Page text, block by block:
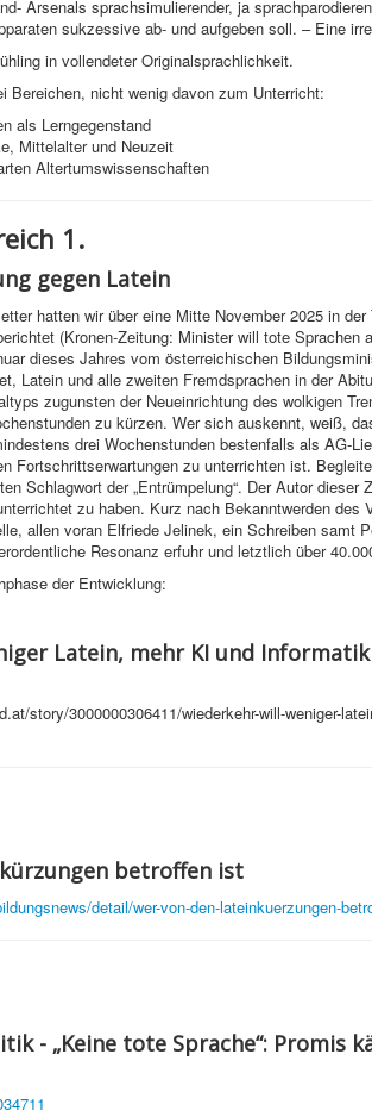
Arsenals sprachsimulierender, ja
sukzessive ab- und aufgeben soll. – Eine
in vollendeter Originalsprachlichkeit.
Bereichen, nicht wenig davon zum Unterricht:
als Lerngegenstand
Mittelalter und Neuzeit
Altertumswissenschaften
1.
gegen Latein
hatten wir über eine Mitte November 2025 in der
(Kronen-Zeitung: Minister will tote Sprachen
dieses Jahres vom österreichischen
Latein und alle zweiten Fremdsprachen in der
zugunsten der Neueinrichtung des wolkigen
zu kürzen. Wer sich auskennt, weiß,
drei Wochenstunden bestenfalls als AG-
Fortschrittserwartungen zu unterrichten ist.
Schlagwort der „Entrümpelung“. Der Autor dieser
zu haben. Kurz nach Bekanntwerden des
allen voran Elfriede Jelinek, ein Schreiben samt
Resonanz erfuhr und letztlich über
der Entwicklung:
Latein, mehr KI und Informatik
story/3000000306411/wiederkehr-will-weniger-
betroffen ist
detail/wer-von-den-lateinkuerzungen-
- „Keine tote Sprache“: Promis